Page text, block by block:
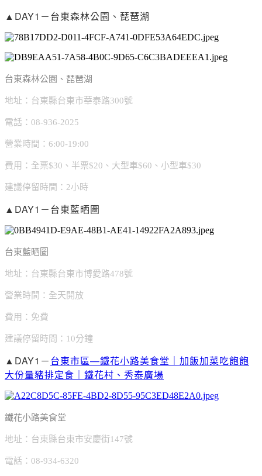
▲DAY1－台東森林公園、琵琶湖
台東森林公園、琵琶湖
地址：台東縣台東市華泰路300號
電話：08-936-2025
營業時間：6:00-19:00
費用：全票$30、半票$20、大型車$60、小型車$30
建議停留時間：2小時
▲DAY1－台東藍晒圖
台東藍晒圖
地址：台東縣台東市博愛路478號
營業時間：全天開放
費用：免費
建議停留時間：10分鐘
▲DAY1－台東市區—鐵花小路美食堂｜加飯加菜吃飽飽
大份量豬排定食｜鐵花村、秀泰廣場
鐵花小路美食堂
地址：台東縣台東市安慶街147號
電話：08-934-6320